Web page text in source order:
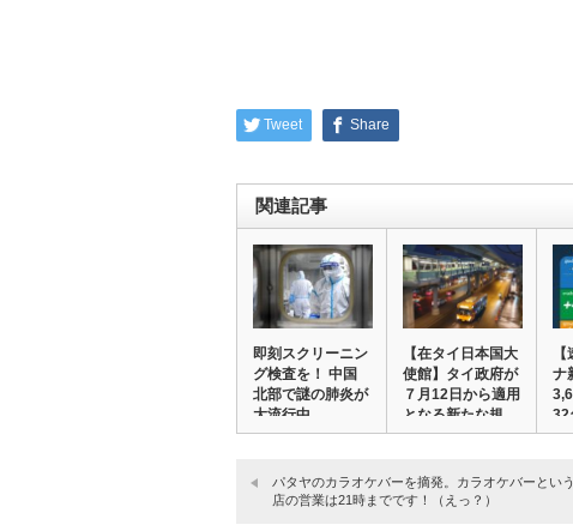
Tweet Share
関連記事
即刻スクリーニン
グ検査を！ 中国
北部で謎の肺炎が
大流行中。
WHO…
【在タイ日本国大
使館】タイ政府が
７月12日から適用
となる新たな規…
ナ
32
パタヤのカラオケバーを摘発。カラオケバーとい
店の営業は21時までです！（えっ？）